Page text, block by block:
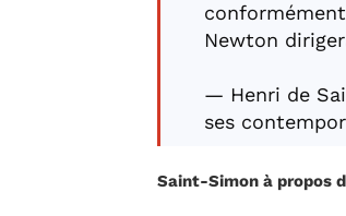
Newton
— Henri de
ses
Saint-Simon à propos